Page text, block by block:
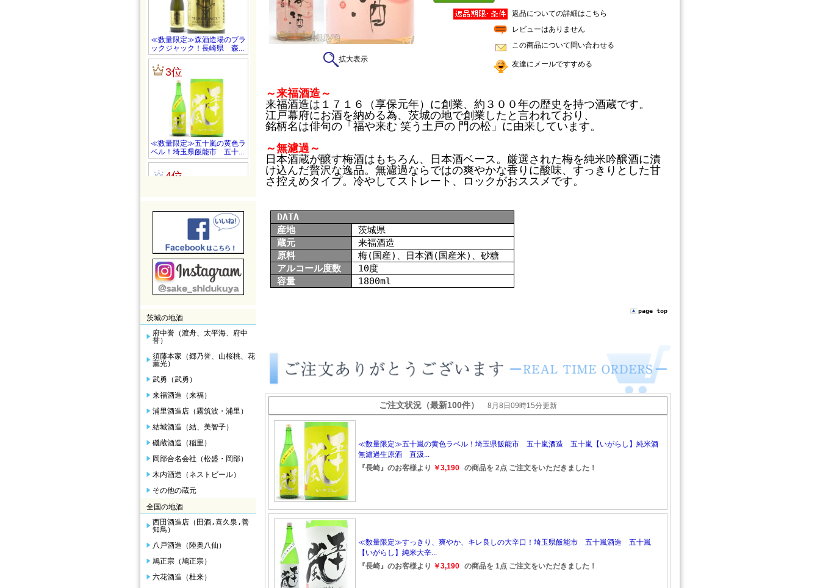
茨城の地酒
府中誉（渡舟、太平海、府中
誉）
須藤本家（郷乃誉、山桜桃、花
薫光）
武勇（武勇）
来福酒造（来福）
浦里酒造店（霧筑波・浦里）
結城酒造（結、美智子）
磯蔵酒造（稲里）
岡部合名会社（松盛・岡部）
木内酒造（ネストビール）
その他の蔵元
全国の地酒
西田酒造店（田酒,喜久泉,善
知鳥）
八戸酒造（陸奥八仙）
鳩正宗（鳩正宗）
六花酒造（杜来）
拡大表示
返品についての詳細はこちら
レビューはありません
この商品について問い合わせる
友達にメールですすめる
～来福酒造～
来福酒造は１７１６（享保元年）に創業、約３００年の歴史を持つ酒蔵です。
江戸幕府にお酒を納める為、茨城の地で創業したと言われており、
銘柄名は俳句の「福や来む 笑う土戸の 門の松」に由来しています。
～無濾過～
日本酒蔵が醸す梅酒はもちろん、日本酒ベース。厳選された梅を純米吟醸酒に漬
け込んだ贅沢な逸品。無濾過ならではの爽やかな香りに酸味、すっきりとした甘
さ控えめタイプ。冷やしてストレート、ロックがおススメです。
DATA
産地
茨城県
蔵元
来福酒造
原料
梅(国産)、日本酒(国産米)、砂糖
アルコール度数
10度
容量
1800ml
page top